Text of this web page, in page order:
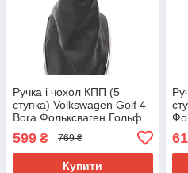
Ручка і чохол КПП (5
ступка) Volkswagen Golf 4
Bora Фольксваген Гольф
перемикання передач
1J0711113
599 ₴ 769 ₴
Купити